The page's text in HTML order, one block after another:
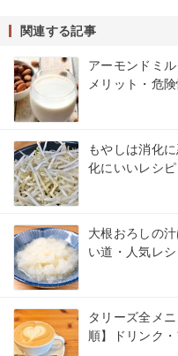
関連する記事
アーモンドミ
メリット・危
もやしは消化
化にいいレシピ
大根おろしの
い道・人気レシ
タリーズ全メ
順】ドリンク